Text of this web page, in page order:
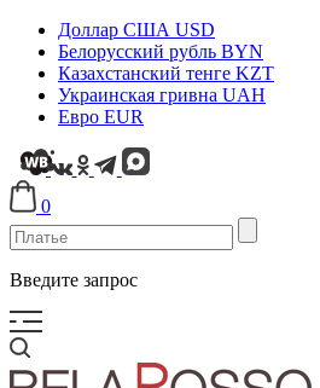
Доллар США USD
Белорусский рубль BYN
Казахстанский тенге KZT
Украинская гривна UAH
Евро EUR
0
Введите запрос